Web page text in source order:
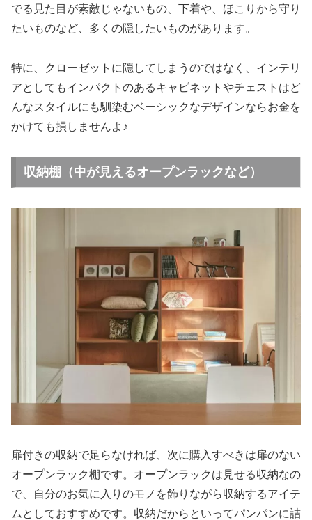
でる見た目が素敵じゃないもの、下着や、ほこりから守り
たいものなど、多くの隠したいものがあります。
特に、クローゼットに隠してしまうのではなく、インテリ
アとしてもインパクトのあるキャビネットやチェストはど
んなスタイルにも馴染むベーシックなデザインならお金を
かけても損しませんよ♪
収納棚（中が見えるオープンラックなど）
扉付きの収納で足らなければ、次に購入すべきは扉のない
オープンラック棚です。オープンラックは見せる収納なの
で、自分のお気に入りのモノを飾りながら収納するアイテ
ムとしておすすめです。収納だからといってパンパンに詰